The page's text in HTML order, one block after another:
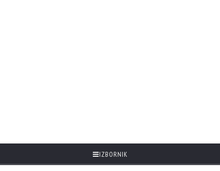
IZBORNIK